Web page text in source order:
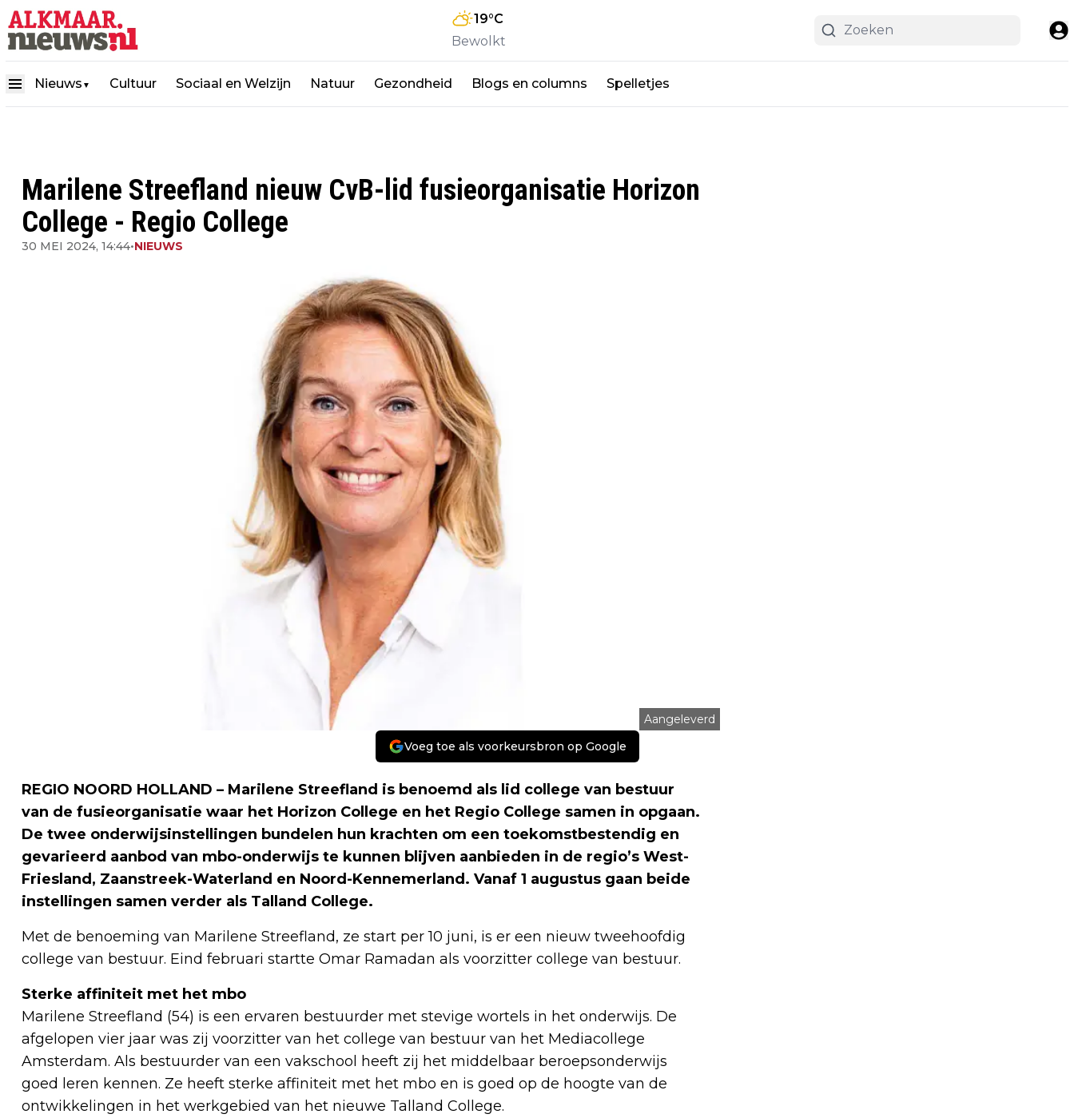
19°C
Bewolkt
Nieuws ▼ Cultuur Sociaal en Welzijn Natuur Gezondheid Blogs en columns Spelletjes
Marilene Streefland nieuw CvB-lid fusieorganisatie Horizon
College - Regio College
30 MEI 2024, 14:44•NIEUWS
Aangeleverd
Voeg toe als voorkeursbron op Google
REGIO NOORD HOLLAND – Marilene Streefland is benoemd als lid college van bestuur
van de fusieorganisatie waar het Horizon College en het Regio College samen in opgaan.
De twee onderwijsinstellingen bundelen hun krachten om een toekomstbestendig en
gevarieerd aanbod van mbo-onderwijs te kunnen blijven aanbieden in de regio’s West-
Friesland, Zaanstreek-Waterland en Noord-Kennemerland. Vanaf 1 augustus gaan beide
instellingen samen verder als Talland College.
Met de benoeming van Marilene Streefland, ze start per 10 juni, is er een nieuw tweehoofdig
college van bestuur. Eind februari startte Omar Ramadan als voorzitter college van bestuur.
Sterke affiniteit met het mbo
Marilene Streefland (54) is een ervaren bestuurder met stevige wortels in het onderwijs. De
afgelopen vier jaar was zij voorzitter van het college van bestuur van het Mediacollege
Amsterdam. Als bestuurder van een vakschool heeft zij het middelbaar beroepsonderwijs
goed leren kennen. Ze heeft sterke affiniteit met het mbo en is goed op de hoogte van de
ontwikkelingen in het werkgebied van het nieuwe Talland College.